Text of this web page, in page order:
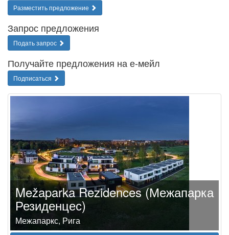
Разместить предложение
Запрос предложения
Подать запрос
Получайте предложения на е-мейл
Подписаться
Mežaparka Rezidences (Межапарка
Резиденцес)
Межапаркс, Рига